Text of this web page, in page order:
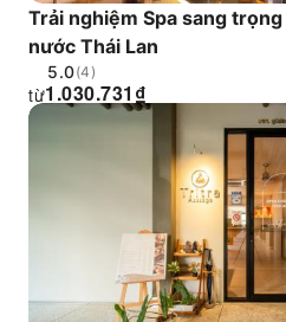
Trải nghiệm Spa sang trọng
nước Thái Lan
5.0(4)
₫
1.030.731
từ